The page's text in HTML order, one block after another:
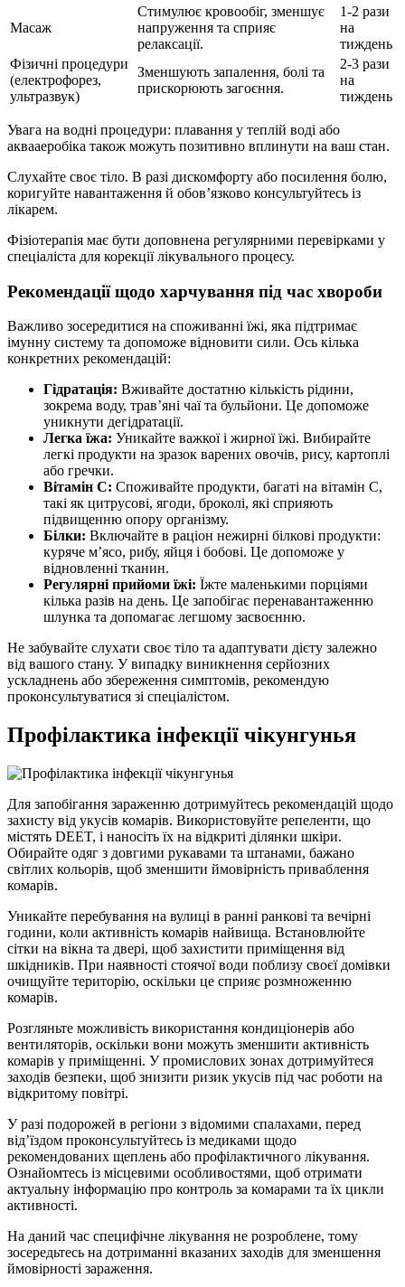
Масаж
Стимулює кровообіг, зменшує
напруження та сприяє
релаксації.
1-2 рази
на
тиждень
Фізичні процедури
(електрофорез,
ультразвук)
Зменшують запалення, болі та
прискорюють загоєння.
2-3 рази
на
тиждень
Увага на водні процедури: плавання у теплій воді або
аквааеробіка також можуть позитивно вплинути на ваш стан.
Слухайте своє тіло. В разі дискомфорту або посилення болю,
коригуйте навантаження й обов’язково консультуйтесь із
лікарем.
Фізіотерапія має бути доповнена регулярними перевірками у
спеціаліста для корекції лікувального процесу.
Рекомендації щодо харчування під час хвороби
Важливо зосередитися на споживанні їжі, яка підтримає
імунну систему та допоможе відновити сили. Ось кілька
конкретних рекомендацій:
Гідратація: Вживайте достатню кількість рідини,
зокрема воду, трав’яні чаї та бульйони. Це допоможе
уникнути дегідратації.
Легка їжа: Уникайте важкої і жирної їжі. Вибирайте
легкі продукти на зразок варених овочів, рису, картоплі
або гречки.
Вітамін C: Споживайте продукти, багаті на вітамін C,
такі як цитрусові, ягоди, броколі, які сприяють
підвищенню опору організму.
Білки: Включайте в раціон нежирні білкові продукти:
куряче м’ясо, рибу, яйця і бобові. Це допоможе у
відновленні тканин.
Регулярні прийоми їжі: Їжте маленькими порціями
кілька разів на день. Це запобігає перенавантаженню
шлунка та допомагає легшому засвоєнню.
Не забувайте слухати своє тіло та адаптувати дієту залежно
від вашого стану. У випадку виникнення серйозних
ускладнень або збереження симптомів, рекомендую
проконсультуватися зі спеціалістом.
Профілактика інфекції чікунгунья
Для запобігання зараженню дотримуйтесь рекомендацій щодо
захисту від укусів комарів. Використовуйте репеленти, що
містять DEET, і наносіть їх на відкриті ділянки шкіри.
Обирайте одяг з довгими рукавами та штанами, бажано
світлих кольорів, щоб зменшити ймовірність приваблення
комарів.
Уникайте перебування на вулиці в ранні ранкові та вечірні
години, коли активність комарів найвища. Встановлюйте
сітки на вікна та двері, щоб захистити приміщення від
шкідників. При наявності стоячої води поблизу своєї домівки
очищуйте територію, оскільки це сприяє розмноженню
комарів.
Розгляньте можливість використання кондиціонерів або
вентиляторів, оскільки вони можуть зменшити активність
комарів у приміщенні. У промислових зонах дотримуйтеся
заходів безпеки, щоб знизити ризик укусів під час роботи на
відкритому повітрі.
У разі подорожей в регіони з відомими спалахами, перед
від’їздом проконсультуйтесь із медиками щодо
рекомендованих щеплень або профілактичного лікування.
Ознайомтесь із місцевими особливостями, щоб отримати
актуальну інформацію про контроль за комарами та їх цикли
активності.
На даний час специфічне лікування не розроблене, тому
зосередьтесь на дотриманні вказаних заходів для зменшення
ймовірності зараження.